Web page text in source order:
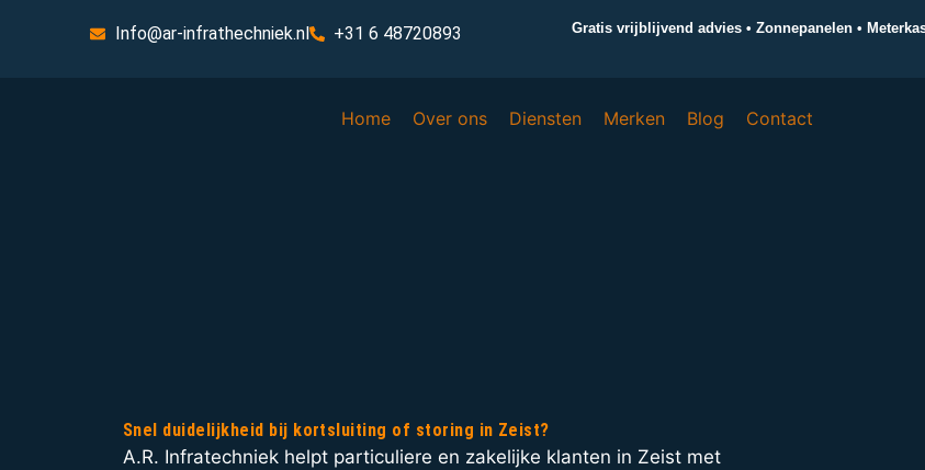
Info@ar-infrathechniek.nl +31 6 48720893 Gratis vrijblijvend advies • Zonnepanelen •
Home Over ons Diensten Merken Blog Contact
Snel duidelijkheid bij kortsluiting of storing in Zeist?
A.R. Infratechniek helpt particuliere en zakelijke klanten in Zeist met